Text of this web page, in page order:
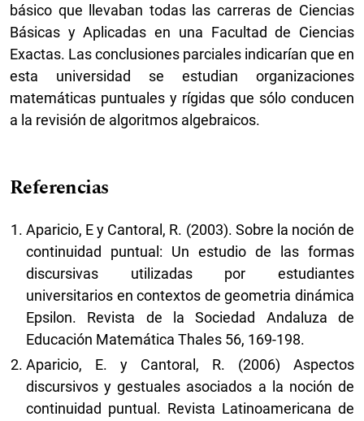
básico que llevaban todas las carreras de Ciencias
Básicas y Aplicadas en una Facultad de Ciencias
Exactas. Las conclusiones parciales indicarían que en
esta universidad se estudian organizaciones
matemáticas puntuales y rígidas que sólo conducen
a la revisión de algoritmos algebraicos.
Referencias
Aparicio, E y Cantoral, R. (2003). Sobre la noción de
continuidad puntual: Un estudio de las formas
discursivas utilizadas por estudiantes
universitarios en contextos de geometria dinámica
Epsilon. Revista de la Sociedad Andaluza de
Educación Matemática Thales 56, 169-198.
Aparicio, E. y Cantoral, R. (2006) Aspectos
discursivos y gestuales asociados a la noción de
continuidad puntual. Revista Latinoamericana de